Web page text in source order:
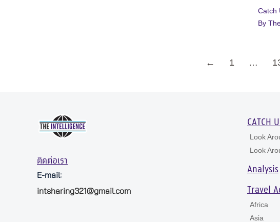
Catch
By
← 1 …
ติดต่อเรา
E-mail:
intsharing321@gmail.com
CATCH
Look
Look
Analysis
Travel
Africa
Asia